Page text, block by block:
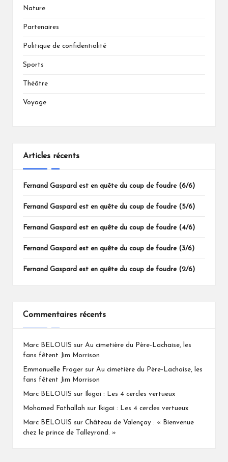
Nature
Partenaires
Politique de confidentialité
Sports
Théâtre
Voyage
Articles récents
Fernand Gaspard est en quête du coup de foudre (6/6)
Fernand Gaspard est en quête du coup de foudre (5/6)
Fernand Gaspard est en quête du coup de foudre (4/6)
Fernand Gaspard est en quête du coup de foudre (3/6)
Fernand Gaspard est en quête du coup de foudre (2/6)
Commentaires récents
Marc BELOUIS sur Au cimetière du Père-Lachaise, les
fans fêtent Jim Morrison
Emmanuelle Froger sur Au cimetière du Père-Lachaise, les
fans fêtent Jim Morrison
Marc BELOUIS sur Ikigai : Les 4 cercles vertueux
Mohamed Fathallah sur Ikigai : Les 4 cercles vertueux
Marc BELOUIS sur Château de Valençay : « Bienvenue
chez le prince de Talleyrand. »